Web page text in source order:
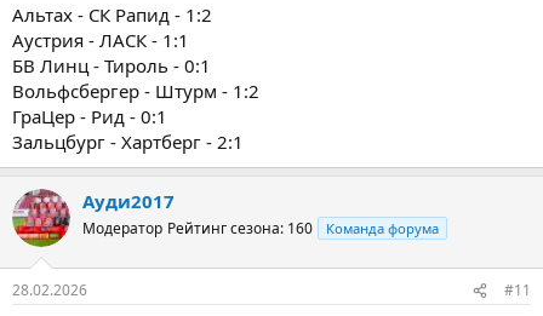
Альтах - СК Рапид - 1:2
Аустрия - ЛАСК - 1:1
БВ Линц - Тироль - 0:1
Вольфсбергер - Штурм - 1:2
ГраЦер - Рид - 0:1
Зальцбург - Хартберг - 2:1
Ауди2017
Модератор Рейтинг сезона: 160 Команда форума
28.02.2026 #11